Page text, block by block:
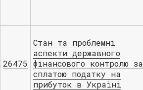
26475
Стан та проблемні
аспекти державного
фінансового контролю за
сплатою податку на
прибуток в Україні